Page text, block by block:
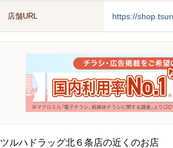
店舗URL https://
ツルハドラッグ北６条店の近くのお店